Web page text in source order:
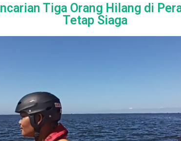
Tiga Orang Hilang di
Tetap Siaga